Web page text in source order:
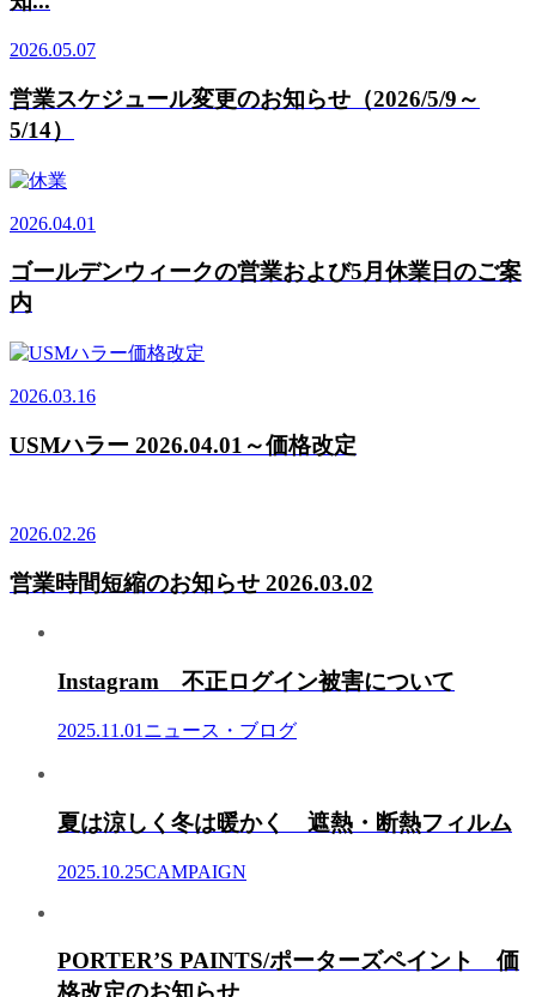
2026.05.07
営業スケジュール変更のお知らせ（2026/5/9～
5/14）
2026.04.01
ゴールデンウィークの営業および5月休業日のご案
内
2026.03.16
USMハラー 2026.04.01～価格改定
2026.02.26
営業時間短縮のお知らせ 2026.03.02
Instagram 不正ログイン被害について
2025.11.01 ニュース・ブログ
夏は涼しく冬は暖かく 遮熱・断熱フィルム
2025.10.25CAMPAIGN
PORTER’S PAINTS/ポーターズペイント 価